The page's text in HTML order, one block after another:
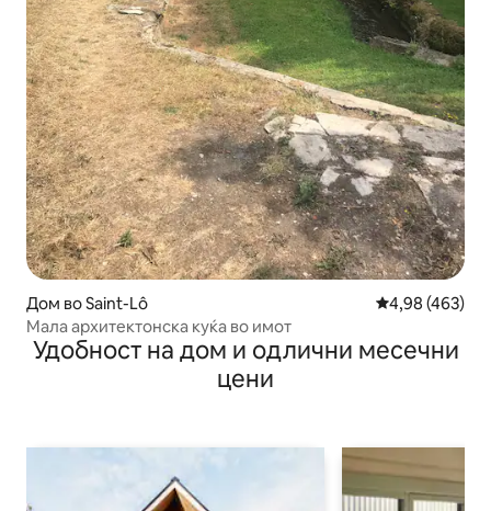
Дом во Saint-Lô Просечна
4,98 (463)
Мала архитектонска куќа во имот
Удобност на дом и одлични месечни
цени